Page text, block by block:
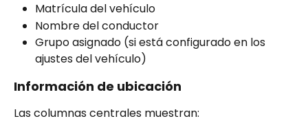
Matrícula del vehículo
Nombre del conductor
Grupo asignado (si está configurado en los
ajustes del vehículo)
Información de ubicación
Las columnas centrales muestran: